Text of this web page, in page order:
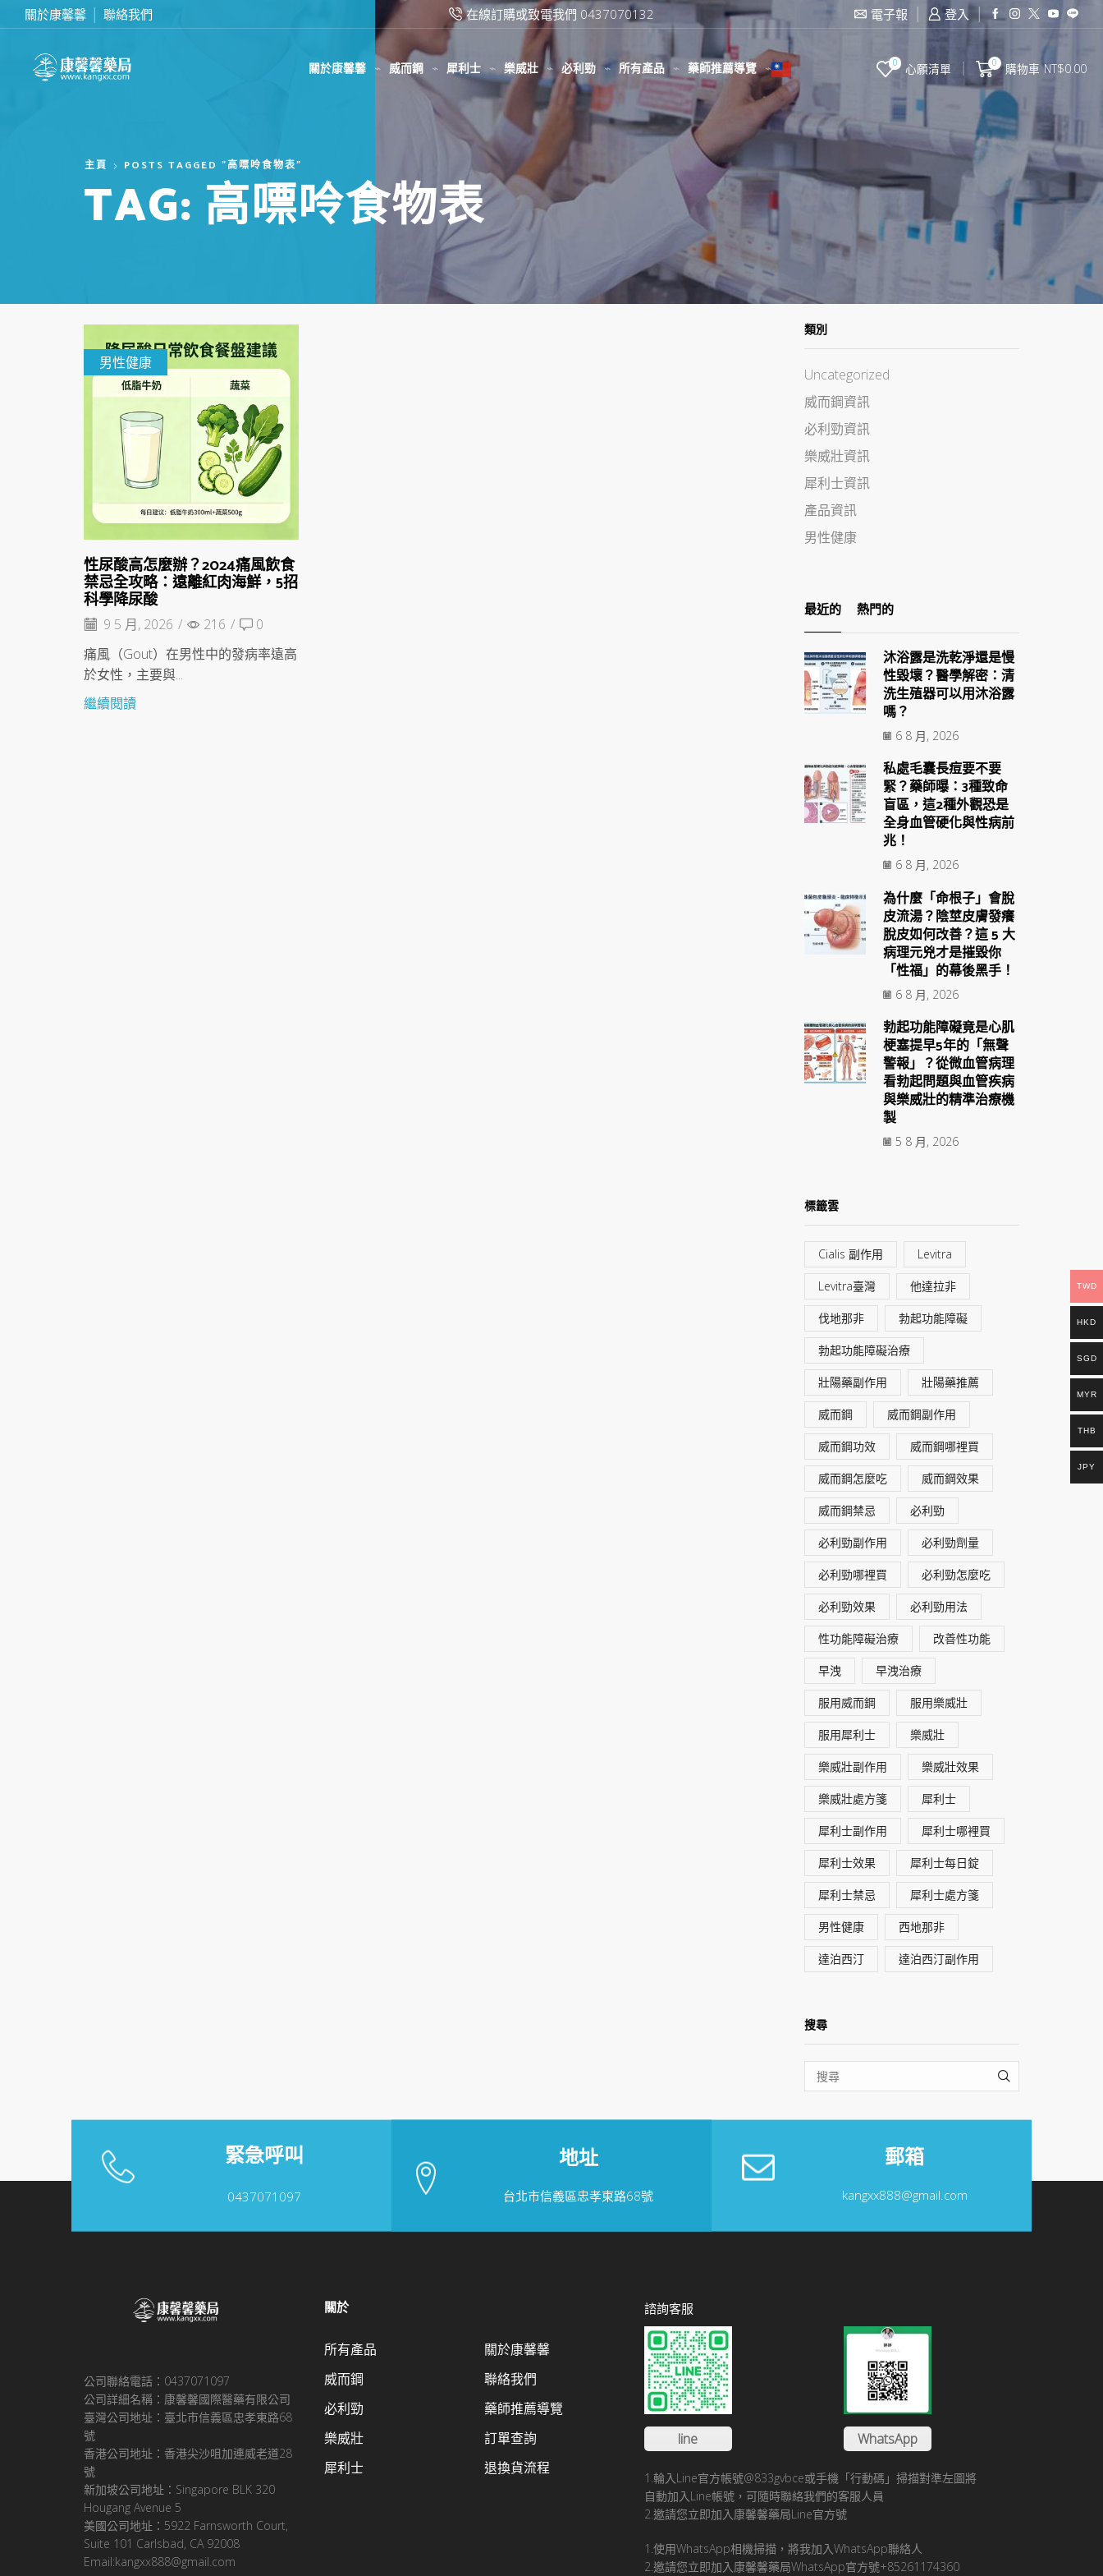
關於康馨馨 聯絡我們 在線訂購或致電我們 0437070132 滿2000台幣免運費
電子報 登入
關於康馨馨 威而鋼 犀利士 樂威壯 必利勁 所有產品 藥師推薦導覽 0 心願清單 0 購物車 NT$0.00
主頁 POSTS TAGGED "高嘌呤食物表"
TAG: 高嘌呤食物表
男性健康
性尿酸高怎麼辦？2024痛風飲食
禁忌全攻略：遠離紅肉海鮮，5招
科學降尿酸
9 5 月, 2026 / 216 /
0
痛風（Gout）在男性中的發病率遠高
於女性，主要與...
繼續閱讀
類別
Uncategorized
威而鋼資訊
必利勁資訊
樂威壯資訊
犀利士資訊
產品資訊
男性健康
最近的 熱門的
沐浴露是洗乾淨還是慢
性毀壞？醫學解密：清
洗生殖器可以用沐浴露
嗎？
6 8 月, 2026
私處毛囊長痘要不要
緊？藥師曝：3種致命
盲區，這2種外觀恐是
全身血管硬化與性病前
兆！
6 8 月, 2026
為什麼「命根子」會脫
皮流湯？陰莖皮膚發癢
脫皮如何改善？這 5 大
病理元兇才是摧毀你
「性福」的幕後黑手！
6 8 月, 2026
勃起功能障礙竟是心肌
梗塞提早5年的「無聲
警報」？從微血管病理
看勃起問題與血管疾病
與樂威壯的精準治療機
製
5 8 月, 2026
標籤雲
Cialis 副作用 Levitra
Levitra臺灣 他達拉非
伐地那非 勃起功能障礙
勃起功能障礙治療
壯陽藥副作用 壯陽藥推薦
威而鋼 威而鋼副作用
威而鋼功效 威而鋼哪裡買
威而鋼怎麼吃 威而鋼效果
威而鋼禁忌 必利勁
必利勁副作用 必利勁劑量
必利勁哪裡買 必利勁怎麼吃
必利勁效果 必利勁用法
性功能障礙治療 改善性功能
早洩 早洩治療
服用威而鋼 服用樂威壯
服用犀利士 樂威壯
樂威壯副作用 樂威壯效果
樂威壯處方箋 犀利士
犀利士副作用 犀利士哪裡買
犀利士效果 犀利士每日錠
犀利士禁忌 犀利士處方箋
男性健康 西地那非
達泊西汀 達泊西汀副作用
搜尋
SEARCH
緊急呼叫
0437071097
地址
台北市信義區忠孝東路68號
郵箱
kangxx888@gmail.com
公司聯絡電話：0437071097
公司詳細名稱：康馨馨國際醫藥有限公司
臺灣公司地址：臺北市信義區忠孝東路68
號
香港公司地址：香港尖沙咀加連威老道28
號
新加坡公司地址：Singapore BLK 320
Hougang Avenue 5
美國公司地址：5922 Farnsworth Court,
Suite 101 Carlsbad, CA 92008
Email:kangxx888@gmail.com
關於
所有產品
威而鋼
必利勁
樂威壯
犀利士
關於康馨馨
聯絡我們
藥師推薦導覽
訂單查詢
退換貨流程
諮詢客服
line WhatsApp
1.輪入Line官方帳號@833gvbce或手機「行動碼」掃描對準左圖將
自動加入Line帳號，可隨時聯絡我們的客服人員
2.邀請您立即加入康馨馨藥局Line官方號
1.使用WhatsApp相機掃描，將我加入WhatsApp聯絡人
2.邀請您立即加入康馨馨藥局WhatsApp官方號+85261174360
TWD
HKD
SGD
MYR
THB
JPY